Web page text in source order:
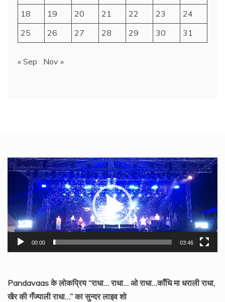
18
19 20 21 22 23
24
25
26 27 28 29 30 31
« Sep Nov »
Video
Player
00:00 03:46
Pandavaas के लोकप्रिय “राधा… राधा… ओ राधा…काँधि मा धराली राधा,
खैर की गँज्याली राधा…” का सुन्दर लाइव शो